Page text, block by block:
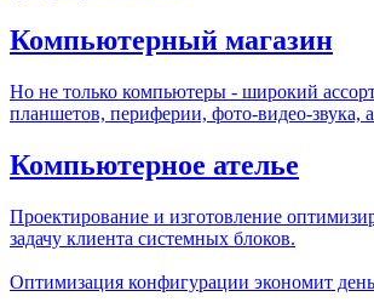
Компьютерный магазин
Но не только компьютеры - широкий
планшетов, периферии, фото-видео-звука,
Компьютерное ателье
Проектирование и изготовление
задачу клиента системных блоков.
Оптимизация конфигурации экономит